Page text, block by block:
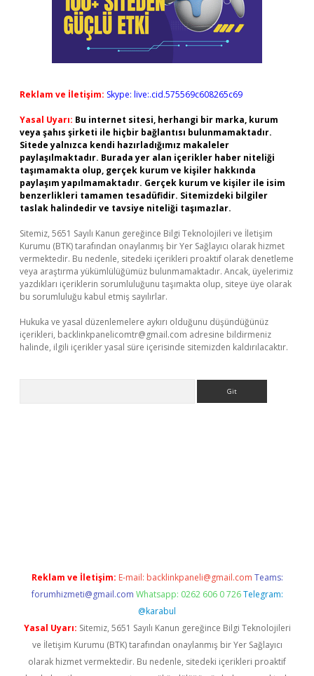
Reklam ve İletişim: Skype: live:.cid.575569c608265c69
Yasal Uyarı: Bu internet sitesi, herhangi bir marka, kurum
veya şahıs şirketi ile hiçbir bağlantısı bulunmamaktadır.
Sitede yalnızca kendi hazırladığımız makaleler
paylaşılmaktadır. Burada yer alan içerikler haber niteliği
taşımamakta olup, gerçek kurum ve kişiler hakkında
paylaşım yapılmamaktadır. Gerçek kurum ve kişiler ile isim
benzerlikleri tamamen tesadüfidir. Sitemizdeki bilgiler
taslak halindedir ve tavsiye niteliği taşımazlar.
Sitemiz, 5651 Sayılı Kanun gereğince Bilgi Teknolojileri ve İletişim
Kurumu (BTK) tarafından onaylanmış bir Yer Sağlayıcı olarak hizmet
vermektedir. Bu nedenle, sitedeki içerikleri proaktif olarak denetleme
veya araştırma yükümlülüğümüz bulunmamaktadır. Ancak, üyelerimiz
yazdıkları içeriklerin sorumluluğunu taşımakta olup, siteye üye olarak
bu sorumluluğu kabul etmiş sayılırlar.
Hukuka ve yasal düzenlemelere aykırı olduğunu düşündüğünüz
içerikleri, backlinkpanelicomtr@gmail.com adresine bildirmeniz
halinde, ilgili içerikler yasal süre içerisinde sitemizden kaldırılacaktır.
Reklam ve İletişim: E-mail: backlinkpaneli@gmail.com Teams:
forumhizmeti@gmail.com Whatsapp: 0262 606 0 726 Telegram:
@karabul
Yasal Uyarı: Sitemiz, 5651 Sayılı Kanun gereğince Bilgi Teknolojileri
ve İletişim Kurumu (BTK) tarafından onaylanmış bir Yer Sağlayıcı
olarak hizmet vermektedir. Bu nedenle, sitedeki içerikleri proaktif